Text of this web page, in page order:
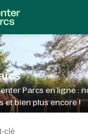
Parcs en ligne :
et bien plus encore !